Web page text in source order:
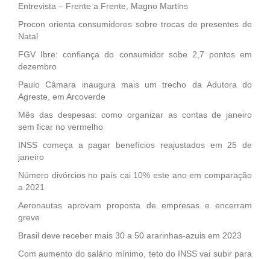
Entrevista – Frente a Frente, Magno Martins
Procon orienta consumidores sobre trocas de presentes de
Natal
FGV Ibre: confiança do consumidor sobe 2,7 pontos em
dezembro
Paulo Câmara inaugura mais um trecho da Adutora do
Agreste, em Arcoverde
Mês das despesas: como organizar as contas de janeiro
sem ficar no vermelho
INSS começa a pagar benefícios reajustados em 25 de
janeiro
Número divórcios no país cai 10% este ano em comparação
a 2021
Aeronautas aprovam proposta de empresas e encerram
greve
Brasil deve receber mais 30 a 50 ararinhas-azuis em 2023
Com aumento do salário mínimo, teto do INSS vai subir para